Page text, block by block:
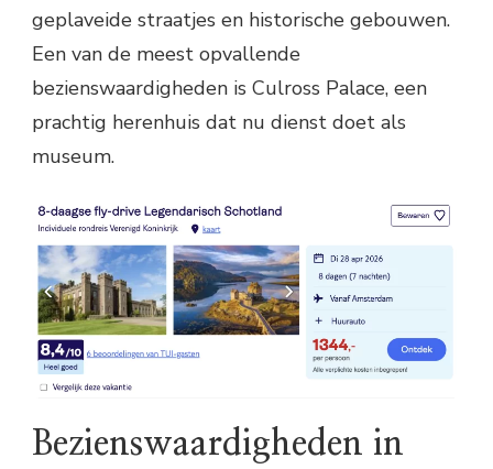
geplaveide straatjes en historische gebouwen.
Een van de meest opvallende
bezienswaardigheden is Culross Palace, een
prachtig herenhuis dat nu dienst doet als
museum.
Bezienswaardigheden in